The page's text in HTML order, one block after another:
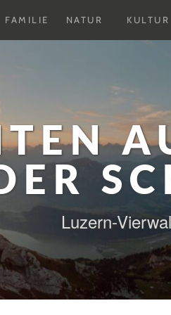
FAMILIE NATUR
Untermenu
KULTUR
Luzern-